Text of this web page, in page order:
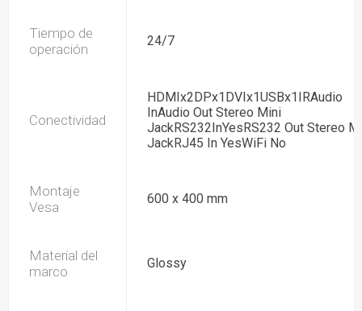
Tiempo de
operación
24/7
Conectividad
HDMIx2DPx1DVIx1USBx1IRAudio
InAudio Out Stereo Mini
JackRS232InYesRS232 Out Stereo
JackRJ45 In YesWiFi No
Montaje
Vesa
600 x 400 mm
Material del
marco
Glossy